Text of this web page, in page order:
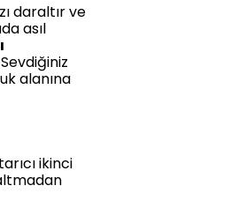
daraltır ve
asıl
alanına
ikinci